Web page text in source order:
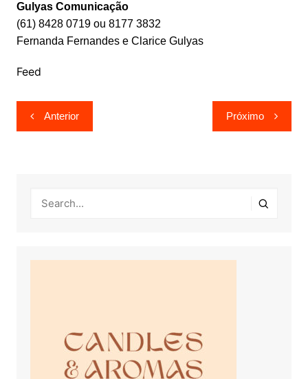
Gulyas Comunicação
(61) 8428 0719 ou 8177 3832
Fernanda Fernandes e Clarice Gulyas
Feed
Navegação
de
Anterior Próximo